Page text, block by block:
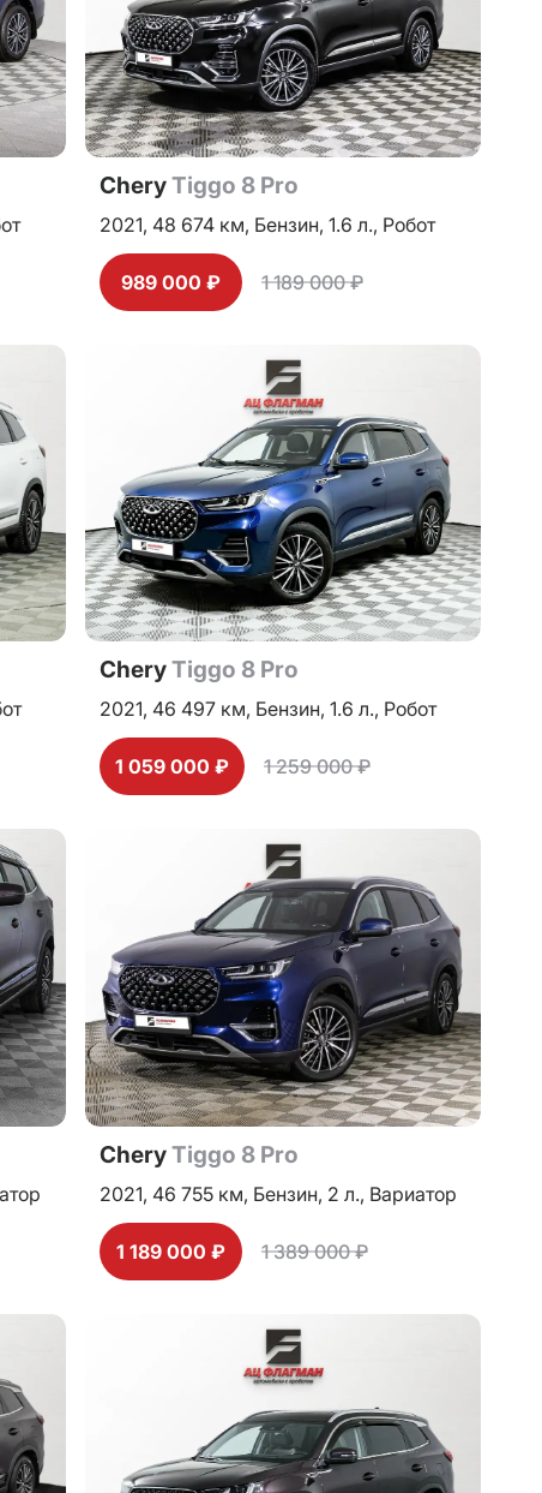
CheryTiggo 8 Pro
2021, 48 674 км, Бензин, 1.6 л., Робот
989 000 ₽ 1 189 000 ₽
CheryTiggo 8 Pro
2021, 46 497 км, Бензин, 1.6 л., Робот
1 059 000 ₽ 1 259 000 ₽
CheryTiggo 8 Pro
2021, 46 755 км, Бензин, 2 л., Вариатор
1 189 000 ₽ 1 389 000 ₽